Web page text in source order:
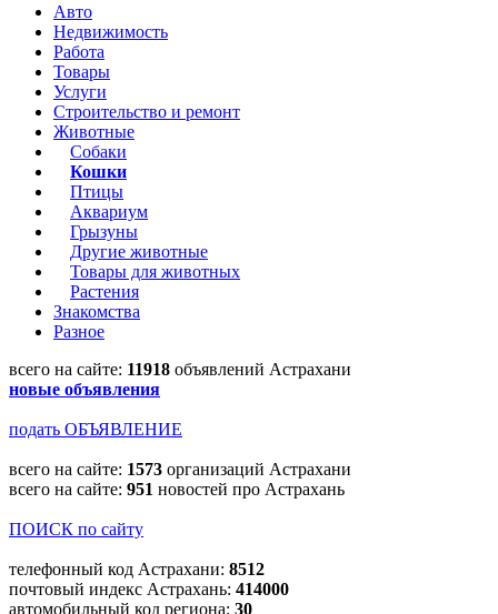
Авто
Недвижимость
Работа
Товары
Услуги
Строительство и ремонт
Животные
Собаки
Кошки
Птицы
Аквариум
Грызуны
Другие животные
Товары для животных
Растения
Знакомства
Разное
всего на сайте: 11918 объявлений Астрахани
новые объявления
подать ОБЪЯВЛЕНИЕ
всего на сайте: 1573 организаций Астрахани
всего на сайте: 951 новостей про Астрахань
ПОИСК по сайту
телефонный код Астрахани: 8512
почтовый индекс Астрахань: 414000
автомобильный код региона: 30